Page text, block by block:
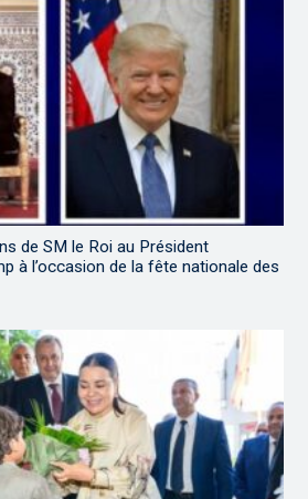
de SM le Roi au Président
à l’occasion de la fête nationale des